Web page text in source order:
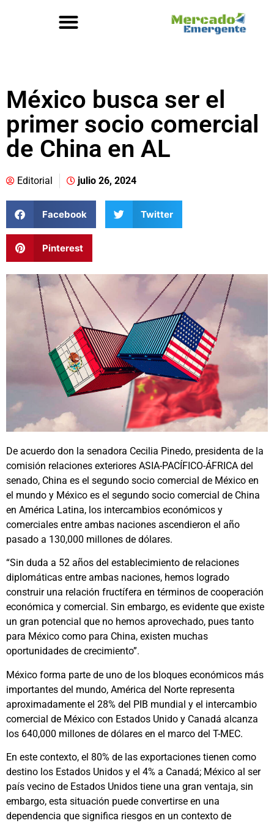
México busca ser el
primer socio comercial
de China en AL
Editorial julio 26, 2024
Facebook Twitter
Pinterest
De acuerdo don la senadora Cecilia Pinedo, presidenta de la
comisión relaciones exteriores ASIA-PACÍFICO-ÁFRICA del
senado, China es el segundo socio comercial de México en
el mundo y México es el segundo socio comercial de China
en América Latina, los intercambios económicos y
comerciales entre ambas naciones ascendieron el año
pasado a 130,000 millones de dólares.
“Sin duda a 52 años del establecimiento de relaciones
diplomáticas entre ambas naciones, hemos logrado
construir una relación fructífera en términos de cooperación
económica y comercial. Sin embargo, es evidente que existe
un gran potencial que no hemos aprovechado, pues tanto
para México como para China, existen muchas
oportunidades de crecimiento”.
México forma parte de uno de los bloques económicos más
importantes del mundo, América del Norte representa
aproximadamente el 28% del PIB mundial y el intercambio
comercial de México con Estados Unido y Canadá alcanza
los 640,000 millones de dólares en el marco del T-MEC.
En este contexto, el 80% de las exportaciones tienen como
destino los Estados Unidos y el 4% a Canadá; México al ser
país vecino de Estados Unidos tiene una gran ventaja, sin
embargo, esta situación puede convertirse en una
dependencia que significa riesgos en un contexto de